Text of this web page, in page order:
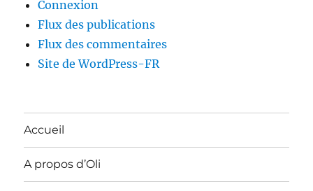
Connexion
Flux des publications
Flux des commentaires
Site de WordPress-FR
Accueil
A propos d’Oli